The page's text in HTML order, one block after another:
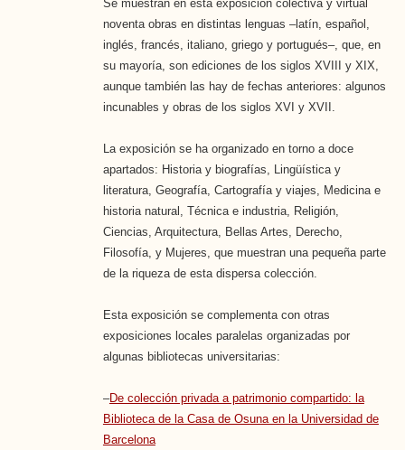
Se muestran en esta exposición colectiva y virtual
noventa obras en distintas lenguas –latín, español,
inglés, francés, italiano, griego y portugués–, que, en
su mayoría, son ediciones de los siglos XVIII y XIX,
aunque también las hay de fechas anteriores: algunos
incunables y obras de los siglos XVI y XVII.
La exposición se ha organizado en torno a doce
apartados: Historia y biografías, Lingüística y
literatura, Geografía, Cartografía y viajes, Medicina e
historia natural, Técnica e industria, Religión,
Ciencias, Arquitectura, Bellas Artes, Derecho,
Filosofía, y Mujeres, que muestran una pequeña parte
de la riqueza de esta dispersa colección.
Esta exposición se complementa con otras
exposiciones locales paralelas organizadas por
algunas bibliotecas universitarias:
–De colección privada a patrimonio compartido: la
Biblioteca de la Casa de Osuna en la Universidad de
Barcelona